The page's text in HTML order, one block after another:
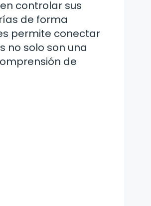
controlar sus
de forma
permite conectar
no solo son una
de